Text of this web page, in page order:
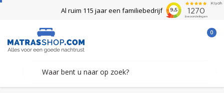
Al ruim 115 jaar een familiebedrijf
0